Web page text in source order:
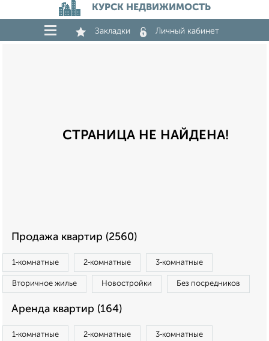
КУРСК НЕДВИЖИМОСТЬ
Закладки Личный кабинет
СТРАНИЦА НЕ НАЙДЕНА!
Продажа квартир (2560)
1‑комнатные 2‑комнатные 3‑комнатные
Вторичное жилье Новостройки Без посредников
Аренда квартир (164)
1‑комнатные 2‑комнатные 3‑комнатные